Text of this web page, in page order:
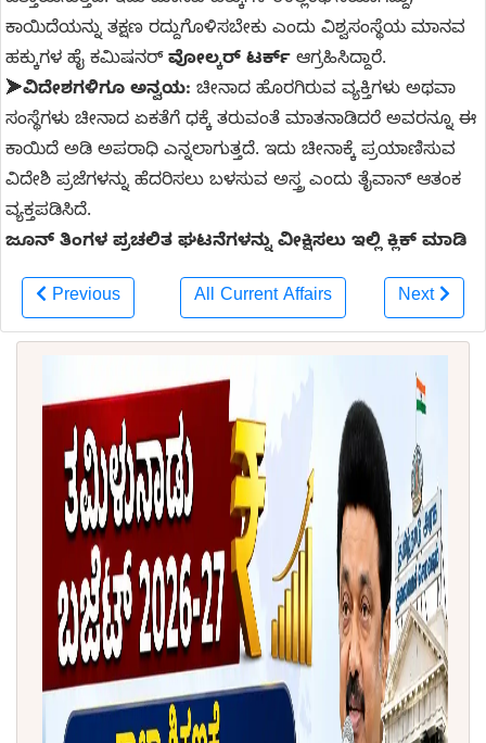
ಕಾಯಿದೆಯನ್ನು ತಕ್ಷಣ ರದ್ದುಗೊಳಿಸಬೇಕು ಎಂದು ವಿಶ್ವಸಂಸ್ಥೆಯ ಮಾನವ
ಹಕ್ಕುಗಳ ಹೈ ಕಮಿಷನರ್ವೋಲ್ಕರ್ ಟರ್ಕ್ ಆಗ್ರಹಿಸಿದ್ದಾರೆ.
➤ವಿದೇಶಗಳಿಗೂ ಅನ್ವಯ: ಚೀನಾದ ಹೊರಗಿರುವ ವ್ಯಕ್ತಿಗಳು ಅಥವಾ
ಸಂಸ್ಥೆಗಳು ಚೀನಾದ ಏಕತೆಗೆ ಧಕ್ಕೆ ತರುವಂತೆ ಮಾತನಾಡಿದರೆ ಅವರನ್ನೂ ಈ
ಕಾಯಿದೆ ಅಡಿ ಅಪರಾಧಿ ಎನ್ನಲಾಗುತ್ತದೆ. ಇದು ಚೀನಾಕ್ಕೆ ಪ್ರಯಾಣಿಸುವ
ವಿದೇಶಿ ಪ್ರಜೆಗಳನ್ನು ಹೆದರಿಸಲು ಬಳಸುವ ಅಸ್ತ್ರ ಎಂದು ತೈವಾನ್ ಆತಂಕ
ವ್ಯಕ್ತಪಡಿಸಿದೆ.
ಜೂನ್ ತಿಂಗಳ ಪ್ರಚಲಿತ ಘಟನೆಗಳನ್ನು ವೀಕ್ಷಿಸಲು ಇಲ್ಲಿ ಕ್ಲಿಕ್ ಮಾಡಿ
Previous All Current Affairs Next